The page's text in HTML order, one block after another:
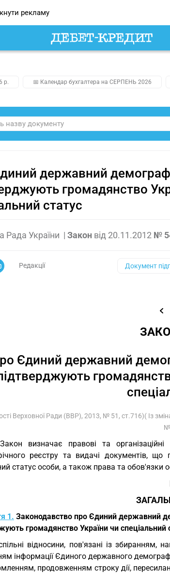
рекламу
р. 📅 Календар бухгалтера на СЕРПЕНЬ 2026
державний
громадянство
статус
Рада України | Закон від 20.11.2012 №
Редакції Документ
Єдиний державний
Верховної Ради (ВВР), 2013, № 51, ст.716)( Із
№
визначає правові та
реєстру та видачі документів, що
статус особи, а також права та обов'язки
1. Законодавство про Єдиний державний
громадянство України чи спеціальний
відносини, пов'язані із збиранням,
інформації Єдиного державного
продовженням строку дії,